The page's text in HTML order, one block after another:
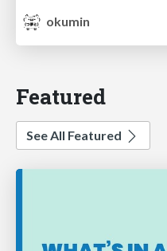
okumin
Featured
See All Featured